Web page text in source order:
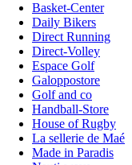
Basket-Center
Daily Bikers
Direct Running
Direct-Volley
Espace Golf
Galoppostore
Golf and co
Handball-Store
House of Rugby
La sellerie de Maé
Made in Paradis